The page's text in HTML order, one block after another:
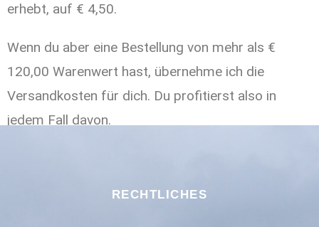
erhebt, auf € 4,50.
Wenn du aber eine Bestellung von mehr als €
120,00 Warenwert hast, übernehme ich die
Versandkosten für dich. Du profitierst also in
jedem Fall davon.
RECHTLICHES